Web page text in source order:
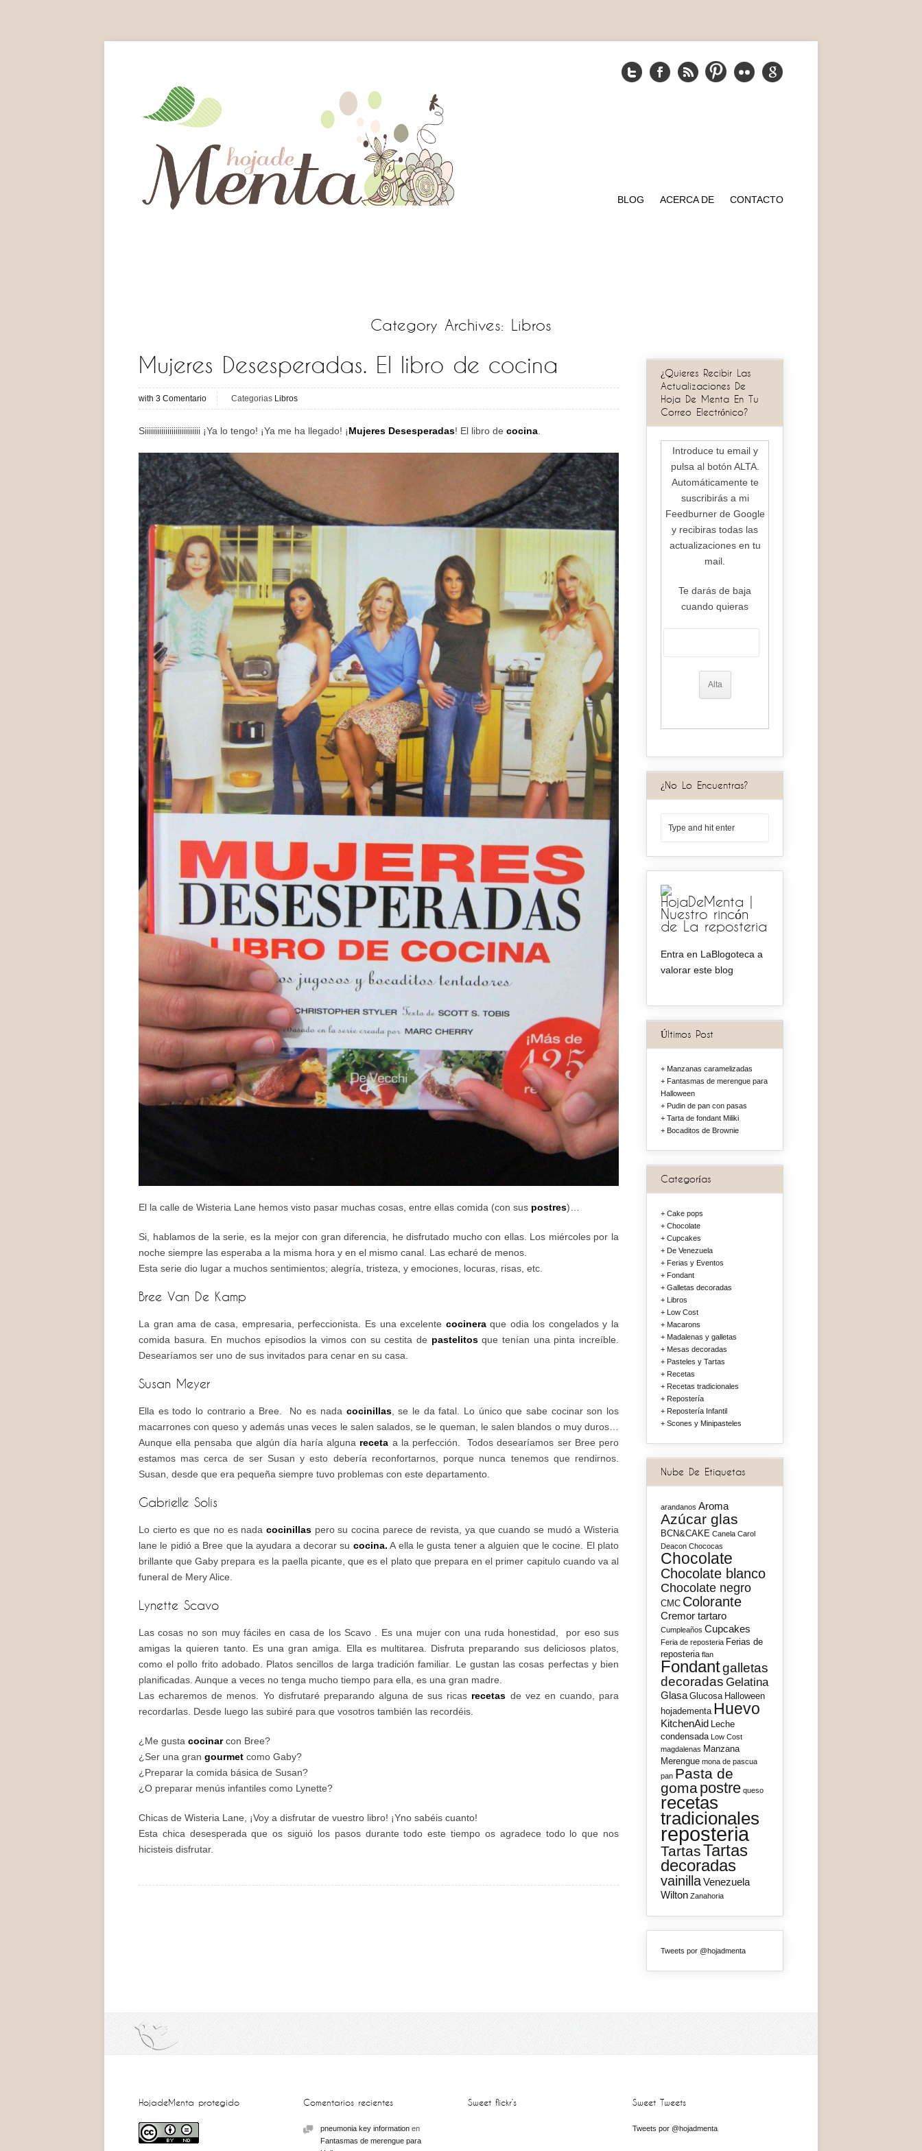
BLOG ACERCA DE CONTACTO
Category Archives: Libros
Mujeres Desesperadas. El libro de cocina
with 3 Comentario Categorias Libros
Siiiiiiiiiiiiiiiiiiiiiiiiiii ¡Ya lo tengo! ¡Ya me ha llegado! ¡Mujeres Desesperadas! El libro de cocina.
El la calle de Wisteria Lane hemos visto pasar muchas cosas, entre ellas comida (con sus postres)…
Si, hablamos de la serie, es la mejor con gran diferencia, he disfrutado mucho con ellas. Los miércoles por la
noche siempre las esperaba a la misma hora y en el mismo canal. Las echaré de menos.
Esta serie dio lugar a muchos sentimientos; alegría, tristeza, y emociones, locuras, risas, etc.
Bree Van De Kamp
La gran ama de casa, empresaria, perfeccionista. Es una excelente cocineraque odia los congelados y la
comida basura. En muchos episodios la vimos con su cestita de pastelitosque tenían una pinta increíble.
Desearíamos ser uno de sus invitados para cenar en su casa.
Susan Meyer
Ella es todo lo contrario a Bree. No es nada cocinillas, se le da fatal. Lo único que sabe cocinar son los
macarrones con queso y además unas veces le salen salados, se le queman, le salen blandos o muy duros…
Aunque ella pensaba que algún día haría alguna receta a la perfección. Todos desearíamos ser Bree pero
estamos mas cerca de ser Susan y esto debería reconfortarnos, porque nunca tenemos que rendirnos.
Susan, desde que era pequeña siempre tuvo problemas con este departamento.
Gabrielle Solis
Lo cierto es que no es nada cocinillaspero su cocina parece de revista, ya que cuando se mudó a Wisteria
lane le pidió a Bree que la ayudara a decorar su cocina. A ella le gusta tener a alguien que le cocine. El plato
brillante que Gaby prepara es la paella picante, que es el plato que prepara en el primer capitulo cuando va al
funeral de Mery Alice.
Lynette Scavo
Las cosas no son muy fáciles en casa de los Scavo . Es una mujer con una ruda honestidad, por eso sus
amigas la quieren tanto. Es una gran amiga. Ella es multitarea. Disfruta preparando sus deliciosos platos,
como el pollo frito adobado. Platos sencillos de larga tradición familiar. Le gustan las cosas perfectas y bien
planificadas. Aunque a veces no tenga mucho tiempo para ella, es una gran madre.
Las echaremos de menos. Yo disfrutaré preparando alguna de sus ricas recetas de vez en cuando, para
recordarlas. Desde luego las subiré para que vosotros también las recordéis.
¿Me gusta cocinarcon Bree?
¿Ser una gran gourmet como Gaby?
¿Preparar la comida básica de Susan?
¿O preparar menús infantiles como Lynette?
Chicas de Wisteria Lane, ¡Voy a disfrutar de vuestro libro! ¡Yno sabéis cuanto!
Esta chica desesperada que os siguió los pasos durante todo este tiempo os agradece todo lo que nos
hicisteis disfrutar.
¿Quieres Recibir Las
Actualizaciones De
Hoja De Menta En Tu
Correo Electrónico?
Introduce tu email y
pulsa al botón ALTA.
Automáticamente te
suscribirás a mi
Feedburner de Google
y recibiras todas las
actualizaciones en tu
mail.
Te darás de baja
cuando quieras
¿No Lo Encuentras?
HojaDeMenta |
Nuestro rincón
de La reposteria
Entra en LaBlogoteca a
valorar este blog
Últimos Post
Manzanas caramelizadas
Fantasmas de merengue para
Halloween
Pudin de pan con pasas
Tarta de fondant Miliki
Bocaditos de Brownie
Categorías
Cake pops
Chocolate
Cupcakes
De Venezuela
Ferias y Eventos
Fondant
Galletas decoradas
Libros
Low Cost
Macarons
Madalenas y galletas
Mesas decoradas
Pasteles y Tartas
Recetas
Recetas tradicionales
Repostería
Repostería Infantil
Scones y Minipasteles
Nube De Etiquetas
arandanos Aroma
Azúcar glas
BCN&CAKE Canela Carol
Deacon Chococas
Chocolate
Chocolate blanco
Chocolate negro
CMC Colorante
Cremor tartaro
Cumpleaños Cupcakes
Feria de reposteria Ferias de
reposteria flan
Fondantgalletas
decoradas Gelatina
Glasa Glucosa Halloween
hojadementa Huevo
KitchenAid Leche
condensada
Low Cost
magdalenas Manzana
Merengue mona de pascua
pan Pasta de
gomapostre queso
recetas
tradicionales
reposteria
TartasTartas
decoradas
vainillaVenezuela
Wilton Zanahoria
Tweets por @hojadmenta
HojadeMenta protegido Comentarios recientes
pneumonia key information en
Fantasmas de merengue para
Sweet flickr’s Sweet Tweets
Tweets por @hojadmenta